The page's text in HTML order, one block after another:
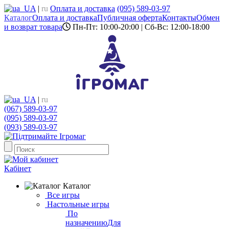
UA | ru Оплата и доставка (095) 589-03-97
КаталогОплата и доставкаПубличная офертаКонтактыОбмен
и возврат товара
Пн-Пт: 10:00-20:00 | Сб-Вс: 12:00-18:00
UA | ru
(067) 589-03-97
(095) 589-03-97
(093) 589-03-97
Кабінет
Каталог
Все игры
Настольные игры
По
назначениюДля